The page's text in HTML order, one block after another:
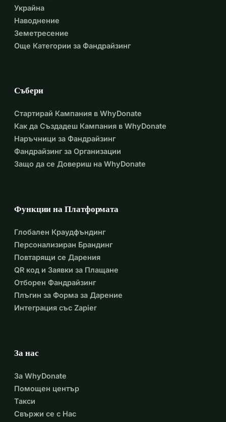
Украйна
Наводнение
Земетресение
Още Категории за Фандрайзинг
Събери
Стартирай Кампания в WhyDonate
Как да Създадеш Кампания в WhyDonate
Наръчници за Фандрайзинг
Фандрайзинг за Организации
Защо да се Довериш на WhyDonate
Функции на Платформата
Глобален Краудфъндинг
Персонализиран Брандинг
Повтарящи се Дарения
QR код и Заявки за Плащане
Отборен Фандрайзинг
Плъгин за Форма за Дарение
Интеграция със Zapier
За нас
За WhyDonate
Помощен център
Такси
Свържи се с Нас